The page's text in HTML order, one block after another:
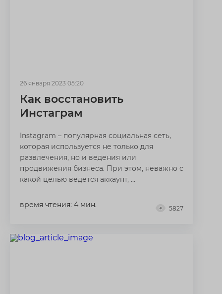
26 января 2023 05:20
Как восстановить
Инстаграм
Instagram – популярная социальная сеть,
которая используется не только для
развлечения, но и ведения или
продвижения бизнеса. При этом, неважно с
какой целью ведется аккаунт, ...
время чтения: 4 мин. 5827